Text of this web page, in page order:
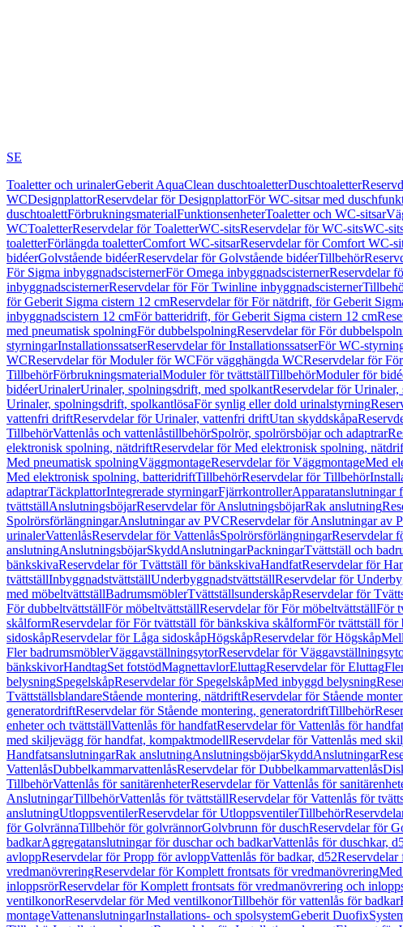
SE
Toaletter och urinalerGeberit AquaClean duschtoaletterDuschtoaletter
WCDesignplattorReservdelar för DesignplattorFör WC-sitsar med
duschtoalettFörbrukningsmaterialFunktionsenheterToaletter och WC-sitsar
WCToaletterReservdelar för ToaletterWC-sitsReservdelar för WC-sitsWC-
toaletterFörlängda toaletterComfort WC-sitsarReservdelar för Comfort WC-
bidéerGolvstående bidéerReservdelar för Golvstående bidéerTillbehör
För Sigma inbyggnadscisternerFör Omega inbyggnadscisternerReservdelar
inbyggnadscisternerReservdelar för För Twinline inbyggnadscisterner
för Geberit Sigma cistern 12 cmReservdelar för För nätdrift, för Geberit
inbyggnadscistern 12 cmFör batteridrift, för Geberit Sigma cistern 12 cm
med pneumatisk spolningFör dubbelspolningReservdelar för För
styrningarInstallationssatserReservdelar för InstallationssatserFör WC-
WCReservdelar för Moduler för WCFör vägghängda WCReservdelar för
TillbehörFörbrukningsmaterialModuler för tvättställTillbehörModuler för
bidéerUrinalerUrinaler, spolningsdrift, med spolkantReservdelar för
Urinaler, spolningsdrift, spolkantlösaFör synlig eller dold urinalstyrning
vattenfri driftReservdelar för Urinaler, vattenfri driftUtan skyddskåpa
TillbehörVattenlås och vattenlåstillbehörSpolrör, spolrörsböjar och adaptrar
elektronisk spolning, nätdriftReservdelar för Med elektronisk spolning,
Med pneumatisk spolningVäggmontageReservdelar för VäggmontageMed
Med elektronisk spolning, batteridriftTillbehörReservdelar för Tillbehör
adaptrarTäckplattorIntegrerade styrningarFjärrkontrollerApparatanslutningar
tvättställAnslutningsböjarReservdelar för AnslutningsböjarRak anslutning
SpolrörsförlängningarAnslutningar av PVCReservdelar för Anslutningar av
urinalerVattenlåsReservdelar för VattenlåsSpolrörsförlängningarReservdelar
anslutningAnslutningsböjarSkyddAnslutningarPackningarTvättställ och
bänkskivaReservdelar för Tvättställ för bänkskivaHandfatReservdelar för
tvättställInbyggnadstvättställUnderbyggnadstvättställReservdelar för
med möbeltvättställBadrumsmöblerTvättställsunderskåpReservdelar för
För dubbeltvättställFör möbeltvättställReservdelar för För möbeltvättställFör
skålformReservdelar för För tvättställ för bänkskiva skålformFör tvättställ för
sidoskåpReservdelar för Låga sidoskåpHögskåpReservdelar för Högskåp
Fler badrumsmöblerVäggavställningsytorReservdelar för
bänkskivorHandtagSet fotstödMagnettavlorEluttagReservdelar för Eluttag
belysningSpegelskåpReservdelar för SpegelskåpMed inbyggd belysning
TvättställsblandareStående montering, nätdriftReservdelar för Stående
generatordriftReservdelar för Stående montering, generatordriftTillbehör
enheter och tvättställVattenlås för handfatReservdelar för Vattenlås för handfat
med skiljevägg för handfat, kompaktmodellReservdelar för Vattenlås med
HandfatsanslutningarRak anslutningAnslutningsböjarSkyddAnslutningar
VattenlåsDubbelkammarvattenlåsReservdelar för Dubbelkammarvattenlås
TillbehörVattenlås för sanitärenheterReservdelar för Vattenlås för
AnslutningarTillbehörVattenlås för tvättställReservdelar för Vattenlås för
anslutningUtloppsventilerReservdelar för UtloppsventilerTillbehör
för GolvrännaTillbehör för golvrännorGolvbrunn för duschReservdelar för
badkarAggregatanslutningar för duschar och badkarVattenlås för duschkar,
avloppReservdelar för Propp för avloppVattenlås för badkar, d52Reservdelar
vredmanövreringReservdelar för Komplett frontsats för vredmanövrering
inloppsrörReservdelar för Komplett frontsats för vredmanövrering och
ventilkonorReservdelar för Med ventilkonorTillbehör för vattenlås för badkar
montageVattenanslutningarInstallations- och spolsystemGeberit Duofix